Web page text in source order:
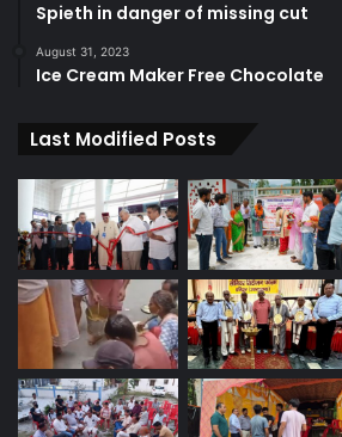
Spieth in danger of missing cut
August 31, 2023
Ice Cream Maker Free Chocolate
Last Modified Posts